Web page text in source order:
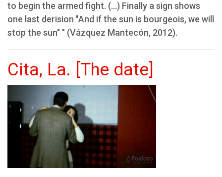
to begin the armed fight. (...) Finally a sign shows
one last derision "And if the sun is bourgeois, we will
stop the sun" " (Vázquez Mantecón, 2012).
Cita, La. [The date]